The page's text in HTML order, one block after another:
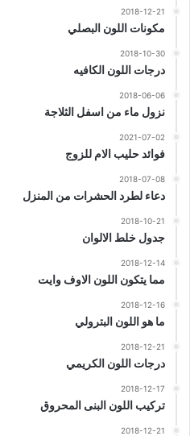
2018-12-21
مكونات اللون البصلي
2018-10-30
درجات اللون الكافيه
2018-06-06
نزول ماء من اسفل الثلاجة
2021-07-02
فوائد حليب الام للزوج
2018-07-08
دعاء لطرد الحشرات من المنزل
2018-10-21
جدول خلط الالوان
2018-12-14
مما يتكون اللون الاوف وايت
2018-12-16
ما هو اللون البترولي
2018-12-21
درجات اللون الكريمي
2018-12-17
تركيب اللون البنى المحروق
2018-12-21